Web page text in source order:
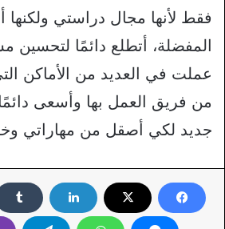
فقط لأنها مجال دراستي ولكنها
المفضلة، أتطلع دائمًا لتحسين
عملت في العديد من الأماكن
من فريق العمل بها وأسعى
جديد لكي أصقل من مهاراتي